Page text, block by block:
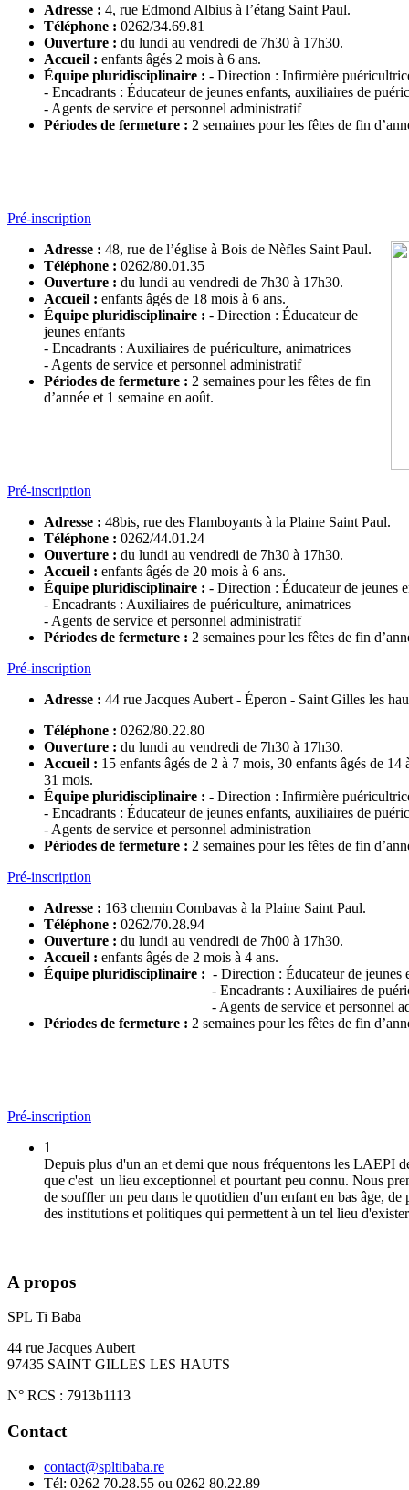
Adresse : 4, rue Edmond Albius à l’étang Saint Paul.
Téléphone : 0262/34.69.81
Ouverture : du lundi au vendredi de 7h30 à 17h30.
Accueil : enfants âgés 2 mois à 6 ans.
Équipe pluridisciplinaire : - Direction : Infirmière
- Encadrants : Éducateur de jeunes enfants, auxiliaires de
- Agents de service et personnel administratif
Périodes de fermeture : 2 semaines pour les fêtes de fin
Pré-inscription
Adresse : 48, rue de l’église à Bois de Nèfles Saint Paul.
Téléphone : 0262/80.01.35
Ouverture : du lundi au vendredi de 7h30 à 17h30.
Accueil : enfants âgés de 18 mois à 6 ans.
Équipe pluridisciplinaire : - Direction : Éducateur de
jeunes enfants
- Encadrants : Auxiliaires de puériculture, animatrices
- Agents de service et personnel administratif
Périodes de fermeture : 2 semaines pour les fêtes de fin
d’année et 1 semaine en août.
Pré-inscription
Adresse : 48bis, rue des Flamboyants à la Plaine Saint Paul.
Téléphone : 0262/44.01.24
Ouverture : du lundi au vendredi de 7h30 à 17h30.
Accueil : enfants âgés de 20 mois à 6 ans.
Équipe pluridisciplinaire : - Direction : Éducateur de jeunes
- Encadrants : Auxiliaires de puériculture, animatrices
- Agents de service et personnel administratif
Périodes de fermeture : 2 semaines pour les fêtes de fin
Pré-inscription
Adresse : 44 rue Jacques Aubert - Éperon - Saint Gilles les
Téléphone : 0262/80.22.80
Ouverture : du lundi au vendredi de 7h30 à 17h30.
Accueil : 15 enfants âgés de 2 à 7 mois, 30 enfants âgés de
31 mois.
Équipe pluridisciplinaire : - Direction : Infirmière
- Encadrants : Éducateur de jeunes enfants, auxiliaires de
- Agents de service et personnel administration
Périodes de fermeture : 2 semaines pour les fêtes de fin
Pré-inscription
Adresse : 163 chemin Combavas à la Plaine Saint Paul.
Téléphone : 0262/70.28.94
Ouverture : du lundi au vendredi de 7h00 à 17h30.
Accueil : enfants âgés de 2 mois à 4 ans.
Équipe pluridisciplinaire : - Direction : Éducateur de jeunes
- Encadrants : Auxiliaires de
- Agents de service et personnel
Périodes de fermeture : 2 semaines pour les fêtes de fin
Pré-inscription
1
Depuis plus d'un an et demi que nous fréquentons les LAEPI
que c'est un lieu exceptionnel et pourtant peu connu. Nous
de souffler un peu dans le quotidien d'un enfant en bas âge,
des institutions et politiques qui permettent à un tel lieu
A propos
SPL Ti Baba
44 rue Jacques Aubert
97435 SAINT GILLES LES HAUTS
N° RCS : 7913b1113
Contact
contact@spltibaba.re
Tél: 0262 70.28.55 ou 0262 80.22.89